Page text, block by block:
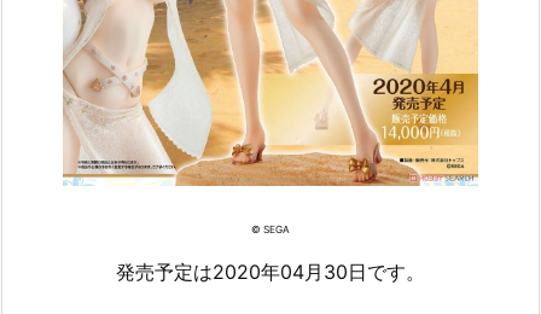
© SEGA
発売予定は2020年04月30日です。